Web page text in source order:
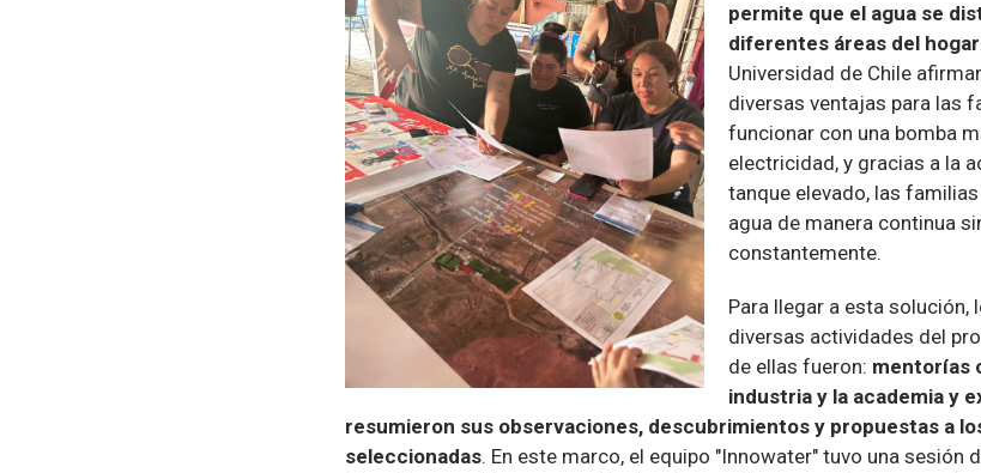
permite que el agua se
diferentes áreas del hogar
Universidad de Chile
diversas ventajas para las
funcionar con una bomba
electricidad, y gracias a la
tanque elevado, las
agua de manera continua
constantemente.
Para llegar a esta solución,
diversas actividades del
de ellas fueron: mentorías
industria y la academia y
resumieron sus observaciones, descubrimientos y propuestas a
seleccionadas. En este marco, el equipo "Innowater" tuvo una sesión